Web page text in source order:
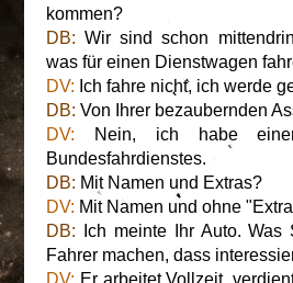
kommen?
DB: Wir sind schon
was für einen Dienstwagen
DV: Ich fahre nicht, ich werde
DB: Von Ihrer bezaubernden
DV: Nein, ich habe
Bundesfahrdienstes.
DB: Mit Namen und Extras?
DV: Mit Namen und ohne
DB: Ich meinte Ihr Auto. Was
Fahrer machen, dass
DV: Er arbeitet Vollzeit,